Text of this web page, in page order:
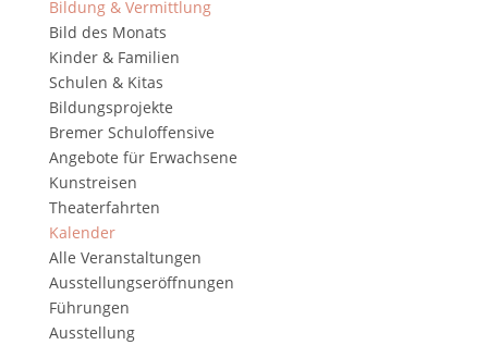
Bildung & Vermittlung
Bild des Monats
Kinder & Familien
Schulen & Kitas
Bildungsprojekte
Bremer Schuloffensive
Angebote für Erwachsene
Kunstreisen
Theaterfahrten
Kalender
Alle Veranstaltungen
Ausstellungseröffnungen
Führungen
Ausstellung